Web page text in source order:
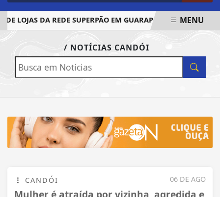
DA REDE SUPERPÃO EM GUARAPUAVA E PALMAS
MENU
/ NOTÍCIAS CANDÓI
06 DE AGO
CANDÓI
Mulher é atraída por vizinha, agredida e